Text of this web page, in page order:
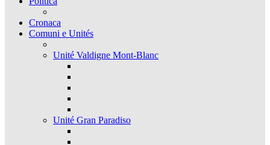
Cronaca
Comuni e Unités
Unité Valdigne Mont-Blanc
Unité Gran Paradiso